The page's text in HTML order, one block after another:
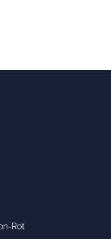
Rot